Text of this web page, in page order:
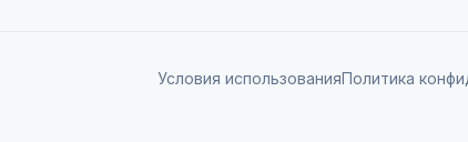
Условия использованияПолитика